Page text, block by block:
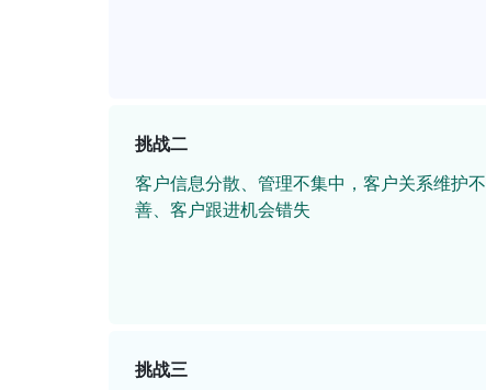
挑战二
客户信息分散、管理不集中，客户关系维护不
善、客户跟进机会错失
挑战三